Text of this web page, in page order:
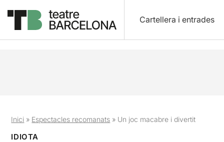
Cartellera i entrades
Inici » Espectacles recomanats » Un joc macabre i divertit
IDIOTA